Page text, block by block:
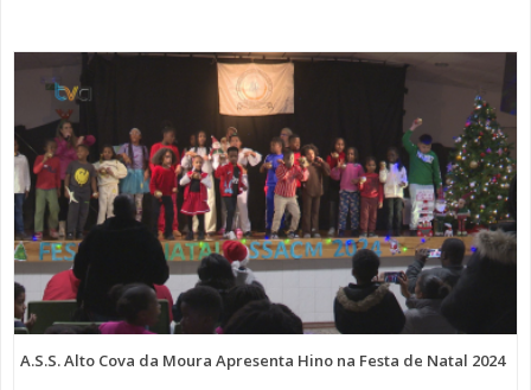
A.S.S. Alto Cova da Moura Apresenta Hino na Festa de Natal 2024